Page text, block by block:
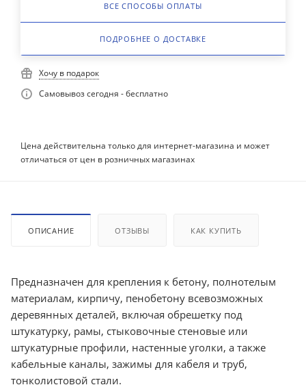
ВСЕ СПОСОБЫ ОПЛАТЫ
ПОДРОБНЕЕ О ДОСТАВКЕ
Хочу в подарок
Самовывоз сегодня - бесплатно
Цена действительна только для интернет-магазина и может
отличаться от цен в розничных магазинах
ОПИСАНИЕ ОТЗЫВЫ КАК КУПИТЬ
Предназначен для крепления к бетону, полнотелым
материалам, кирпичу, пенобетону всевозможных
деревянных деталей, включая обрешетку под
штукатурку, рамы, стыковочные стеновые или
штукатурные профили, настенные уголки, а также
кабельные каналы, зажимы для кабеля и труб,
тонколистовой стали.